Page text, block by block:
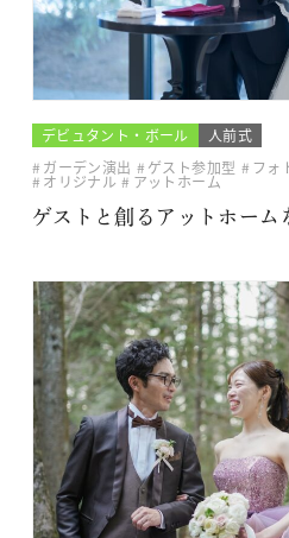
デビュタント・ボール
人前式
ガーデン演出
ゲスト参加型 フォ
オリジナル
アットホーム
ゲストと創るアットホーム